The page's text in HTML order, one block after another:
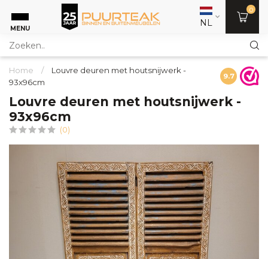
MENU NL
0
Home /
Louvre deuren met houtsnijwerk -
93x96cm
9.7
Louvre deuren met houtsnijwerk -
93x96cm
(0)